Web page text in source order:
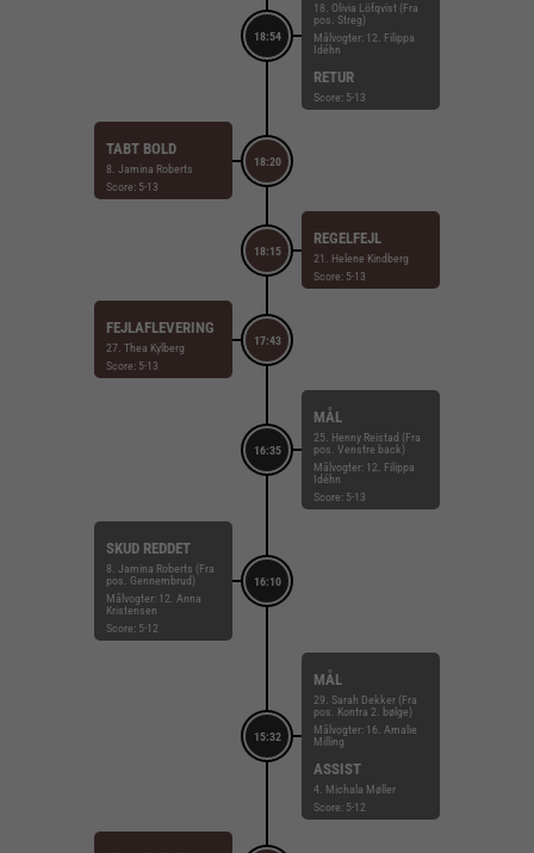
18:54
18. Olivia Löfqvist (Fra
pos. Streg)
Målvogter: 12. Filippa
Idéhn
RETUR
Score: 5-13
18:20
TABT BOLD
8. Jamina Roberts
Score: 5-13
18:15
REGELFEJL
21. Helene Kindberg
Score: 5-13
17:43
FEJLAFLEVERING
27. Thea Kylberg
Score: 5-13
16:35
MÅL
25. Henny Reistad (Fra
pos. Venstre back)
Målvogter: 12. Filippa
Idéhn
Score: 5-13
16:10
SKUD REDDET
8. Jamina Roberts (Fra
pos. Gennembrud)
Målvogter: 12. Anna
Kristensen
Score: 5-12
15:32
MÅL
29. Sarah Dekker (Fra
pos. Kontra 2. bølge)
Målvogter: 16. Amalie
Milling
ASSIST
4. Michala Møller
Score: 5-12